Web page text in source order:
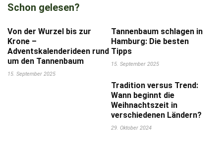
Schon gelesen?
Von der Wurzel bis zur
Krone –
Adventskalenderideen rund
um den Tannenbaum
15. September 2025
Tannenbaum schlagen in
Hamburg: Die besten
Tipps
15. September 2025
Tradition versus Trend:
Wann beginnt die
Weihnachtszeit in
verschiedenen Ländern?
29. Oktober 2024